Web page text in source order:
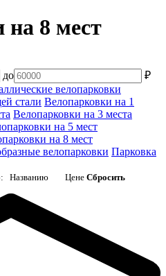
на 8 мест
до
₽
велопарковки
стали Велопарковки на 1
Велопарковки на 3 места
на 5 мест
на 8 мест
велопарковки Парковка
Названию Цене Сбросить